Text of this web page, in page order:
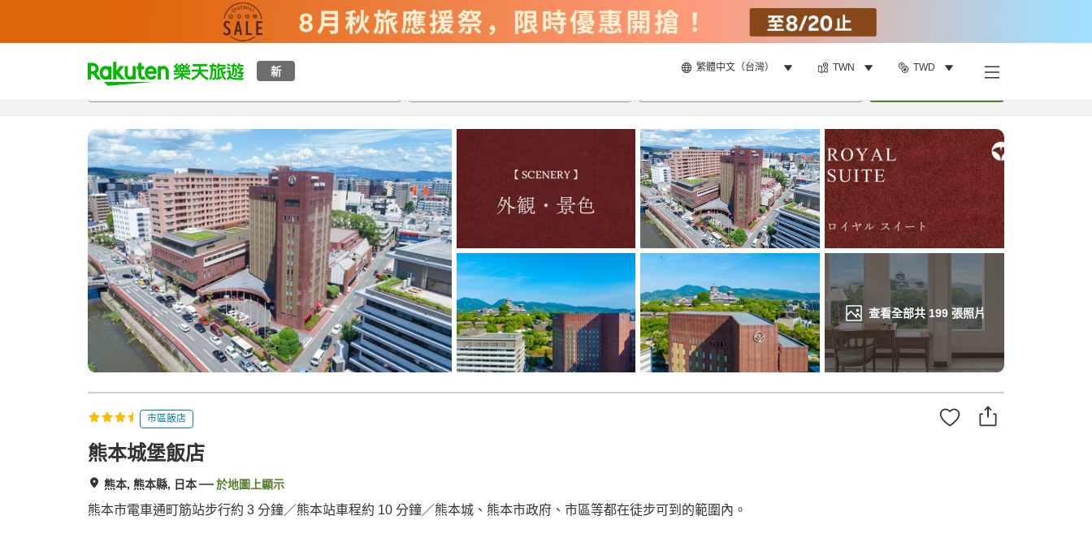
新 繁體中文（台灣） TWN TWD
t
p
a
g
e
_
s
e
a
r
c
h
查看全部共 199張照片
總覽客房與方案評語特點設施
市區飯店
熊本城堡飯店
熊本, 熊本縣, 日本 於地圖上顯示
熊本市電車通町筋站步行約 3 分鐘／熊本站車程約 10 分鐘／熊本城、熊本市政府、市區等都在徒步可到的範圍內。